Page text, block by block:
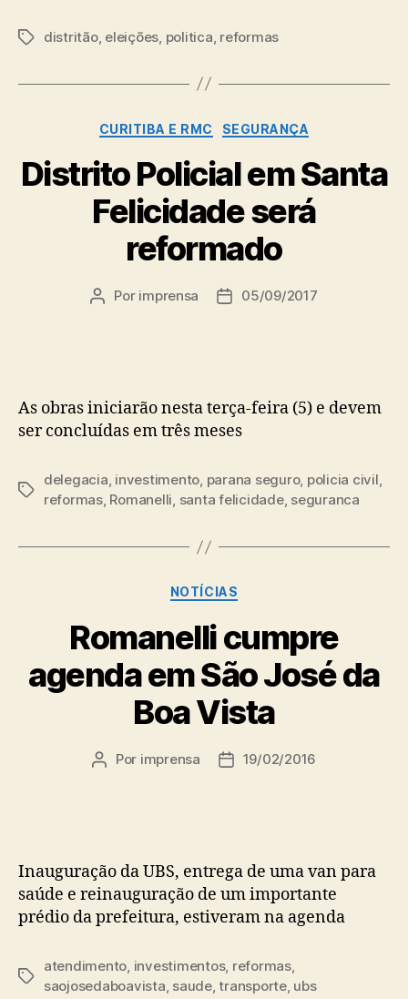
Tagsdistritão, eleições politica reformas
Categorias
CURITIBA E RMC SEGURANÇA
Distrito Policial em Santa
Felicidade será
reformado
Autor
Por imprensa
Data05/09/2017
As obras iniciarão nesta terça-feira (5) e devem
ser concluídas em três meses
Tags
delegacia, investimento, parana seguro, policia civil,
reformas, Romanelli, santa felicidade, seguranca
Categorias
NOTÍCIAS
Romanelli cumpre
agenda em São José da
Boa Vista
Autor
Por imprensa
Data19/02/2016
Inauguração da UBS, entrega de uma van para
saúde e reinauguração de um importante
prédio da prefeitura, estiveram na agenda
Tags
atendimento investimentos, reformas,
saojosedaboavista saude,transporte, ubs